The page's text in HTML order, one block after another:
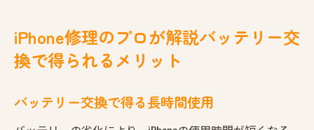
iPhone修理のプロが解説バッテリー交
換で得られるメリット
バッテリー交換で得る長時間使用